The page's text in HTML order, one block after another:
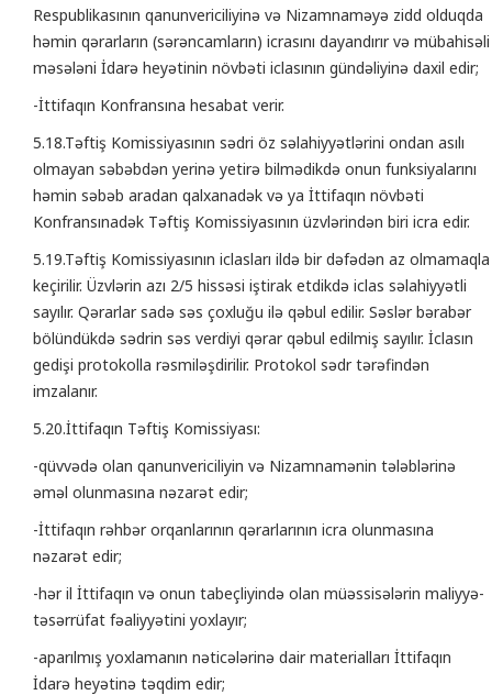
Respublikasının qanunvericiliyinə və Nizamnaməyə zidd olduqda
həmin qərarların (sərəncamların) icrasını dayandırır və mübahisəli
məsələni İdarə heyətinin növbəti iclasının gündəliyinə daxil edir;
-İttifaqın Konfransına hesabat verir.
5.18.Təftiş Komissiyasının sədri öz səlahiyyətlərini ondan asılı
olmayan səbəbdən yerinə yetirə bilmədikdə onun funksiyalarını
həmin səbəb aradan qalxanadək və ya İttifaqın növbəti
Konfransınadək Təftiş Komissiyasının üzvlərindən biri icra edir.
5.19.Təftiş Komissiyasının iclasları ildə bir dəfədən az olmamaqla
keçirilir. Üzvlərin azı 2/5 hissəsi iştirak etdikdə iclas səlahiyyətli
sayılır. Qərarlar sadə səs çoxluğu ilə qəbul edilir. Səslər bərabər
bölündükdə sədrin səs verdiyi qərar qəbul edilmiş sayılır. İclasın
gedişi protokolla rəsmiləşdirilir. Protokol sədr tərəfindən
imzalanır.
5.20.İttifaqın Təftiş Komissiyası:
-qüvvədə olan qanunvericiliyin və Nizamnamənin tələblərinə
əməl olunmasına nəzarət edir;
-İttifaqın rəhbər orqanlarının qərarlarının icra olunmasına
nəzarət edir;
-hər il İttifaqın və onun tabeçliyində olan müəssisələrin maliyyə-
təsərrüfat fəaliyyətini yoxlayır;
-aparılmış yoxlamanın nəticələrinə dair materialları İttifaqın
İdarə heyətinə təqdim edir;